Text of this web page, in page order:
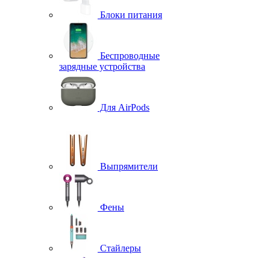
Блоки питания
Беспроводные
зарядные устройства
Для AirPods
Выпрямители
Фены
Стайлеры